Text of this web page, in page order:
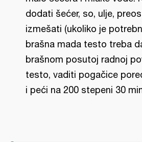
dodati šećer, so, ulje,
izmešati (ukoliko je
brašna mada testo treba
brašnom posutoj radnoj
testo, vaditi pogačice
i peći na 200 stepeni 30